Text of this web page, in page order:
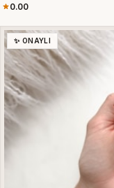
0.00
✨ ONAYLI